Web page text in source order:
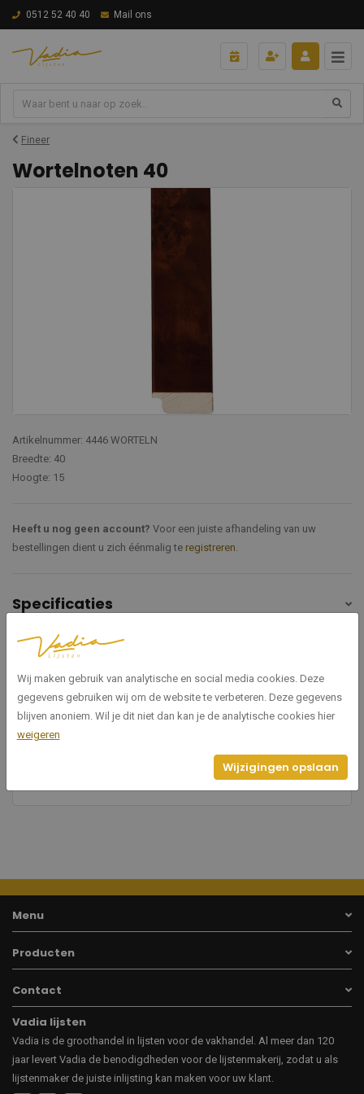
0512 52 40 40 Mail ons
Fineer
Wortelnoten 40
Artikelnummer: 4446 WORTELN
Breedte: 40
Hoogte: 15
Heeft u nog geen account? Voor een juiste afhandeling van uw
bestellingen dient u zich éénmalig te registreren.
Specificaties
Artikelnummer
Soort hout
Breedte
15
Menu
Producten
Contact
Vadia lijsten
Vadia is de groothandel in lijsten voor de vakhandel. Al meer dan 120
jaar levert Vadia de benodigdheden voor de lijstenmakerij, zodat u als
lijstenmaker de juiste inlijsting kan maken voor uw klant.
Wij maken gebruik van analytische en social media cookies. Deze
gegevens gebruiken wij om de website te verbeteren. Deze gegevens
blijven anoniem. Wil je dit niet dan kan je de analytische cookies hier
weigeren
Wijzigingen opslaan